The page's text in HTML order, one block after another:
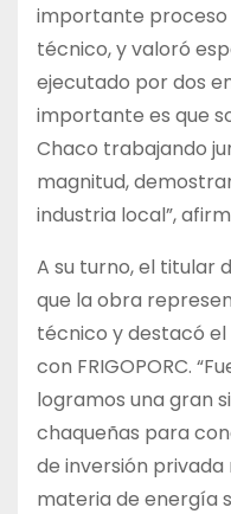
importante proceso
técnico, y valoró
ejecutado por dos
importante es que
Chaco trabajando
magnitud,
industria local”,
A su turno, el titular
que la obra
técnico y destacó
con FRIGOPORC.
logramos una gran
chaqueñas para
de inversión
materia de energía